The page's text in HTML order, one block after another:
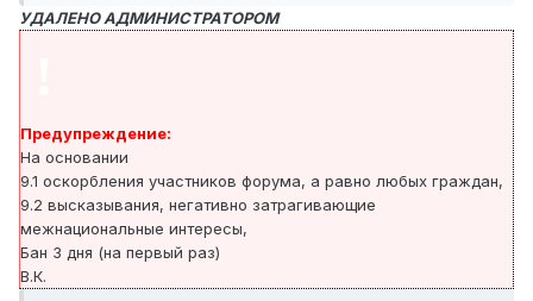
УДАЛЕНО АДМИНИСТРАТОРОМ
Предупреждение:
На основании
9.1 оскорбления участников форума, а равно любых граждан,
9.2 высказывания, негативно затрагивающие
межнациональные интересы,
Бан 3 дня (на первый раз)
В.К.